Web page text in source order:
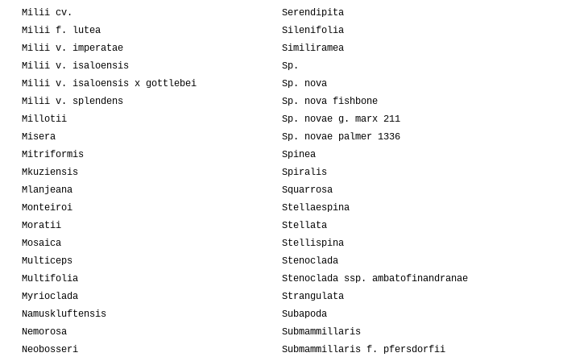
Milii cv.
Milii f. lutea
Milii v. imperatae
Milii v. isaloensis
Milii v. isaloensis x gottlebei
Milii v. splendens
Millotii
Misera
Mitriformis
Mkuziensis
Mlanjeana
Monteiroi
Moratii
Mosaica
Multiceps
Multifolia
Myrioclada
Namuskluftensis
Nemorosa
Neobosseri
Serendipita
Silenifolia
Similiramea
Sp.
Sp. nova
Sp. nova fishbone
Sp. novae g. marx 211
Sp. novae palmer 1336
Spinea
Spiralis
Squarrosa
Stellaespina
Stellata
Stellispina
Stenoclada
Stenoclada ssp. ambatofinandranae
Strangulata
Subapoda
Submammillaris
Submammillaris f. pfersdorfii